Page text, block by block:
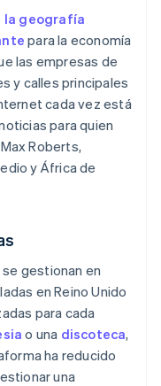
la geografía
para la economía
las empresas de
y calles principales
cada vez está
para quien
Roberts,
y África de
gestionan en
en Reino Unido
para cada
o una discoteca,
ha reducido
una